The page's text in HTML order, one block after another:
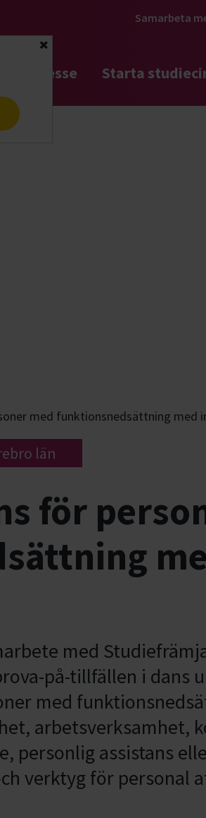
Stäng
Samarbeta
intresse Starta
med funktionsnedsättning med
län
för
med
på-tillfällen i dans
med
arbetsverksamhet,
personlig assistans
verktyg för personal